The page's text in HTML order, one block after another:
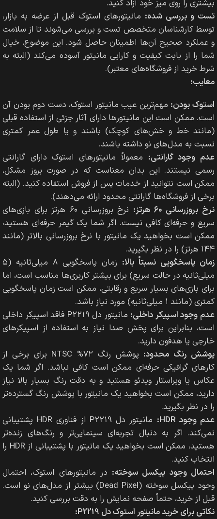
بیشتری را روی میز خود آزاد کنید.
تست و بررسی شده: مانیتورهای استوک قبل از عرضه به بازار،
توسط کارشناسان متخصص تست و بررسی می‌شوند تا از سلامت
و عملکرد صحیح آن‌ها اطمینان حاصل شود. این موضوع، خیال
شما را از بابت کیفیت و کارایی مانیتور آسوده می‌کند (البته به
شرط خرید از فروشگاه‌های معتبر).
معایب:
استوک بودن: مهم‌ترین عیب مانیتور استوک، دست دوم بودن آن
است. ممکن است این مانیتورها دارای آثار جزئی از استفاده قبلی
(مانند خط و خش‌های کوچک) باشند و یا طول عمر کمتری
نسبت به مدل‌های نو داشته باشند.
عدم وجود گارانتی: معمولاً مانیتورهای استوک دارای گارانتی
رسمی نیستند. این بدان معناست که در صورت بروز مشکل،
ممکن است نتوانید از خدمات پس از فروش استفاده کنید. (البته
برخی از فروشگاه‌ها گارانتی محدود ارائه می‌دهند).
نرخ بروزرسانی ۶۰ هرتز:
نرخ بروزرسانی ۶۰ هرتز برای بازی‌های
سریع و حرفه‌ای کافی نیست. اگر شما یک گیمر حرفه‌ای هستید،
ممکن است بخواهید یک مانیتور با نرخ بروزرسانی بالاتر (مانند
۱۴۴ هرتز) را در نظر بگیرید.
زمان پاسخگویی نسبتاً بالا:
زمان پاسخگویی ۸ میلی‌ثانیه (۵
میلی‌ثانیه در حالت سریع) برای بیشتر کاربری‌ها مناسب است، اما
برای بازی‌های بسیار سریع و رقابتی، ممکن است زمان پاسخگویی
کمتری (مانند ۱ میلی‌ثانیه) مورد نیاز باشد.
عدم وجود اسپیکر داخلی:
مانیتور دل P2219 فاقد اسپیکر داخلی
است، بنابراین برای پخش صدا نیاز به استفاده از اسپیکرهای
خارجی یا هدفون دارید.
پوشش رنگ محدود:
پوشش رنگ ۷۲% NTSC برای برخی از
کارهای گرافیکی حرفه‌ای ممکن است کافی نباشد. اگر شما یک
عکاس یا ویراستار ویدئو هستید و به دقت رنگ بسیار بالا نیاز
دارید، ممکن است بخواهید یک مانیتور با پوشش رنگ گسترده‌تر
را در نظر بگیرید.
عدم وجود HDR:
مانیتور دل P2219 از فناوری HDR پشتیبانی
نمی‌کند. اگر به دنبال تجربه‌ای سینمایی‌تر و رنگ‌های زنده‌تر
هستید، ممکن است بخواهید یک مانیتور با پشتیبانی از HDR را
انتخاب کنید.
احتمال وجود پیکسل سوخته: در مانیتورهای استوک، احتمال
وجود پیکسل سوخته (Dead Pixel) بیشتر از مدل‌های نو است.
قبل از خرید، حتماً صفحه نمایش را به دقت بررسی کنید.
نکاتی برای خرید مانیتور استوک دل P2219: